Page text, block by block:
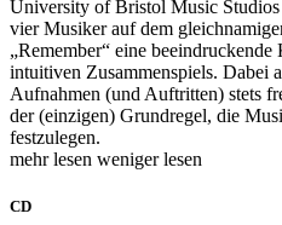
University of Bristol Music Studios
vier Musiker auf dem
„Remember“ eine
intuitiven Zusammenspiels. Dabei
Aufnahmen (und Auftritten) stets
der (einzigen) Grundregel, die
festzulegen.
mehr lesen weniger lesen
CD